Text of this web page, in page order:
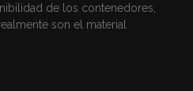
de los contenedores,
son el material